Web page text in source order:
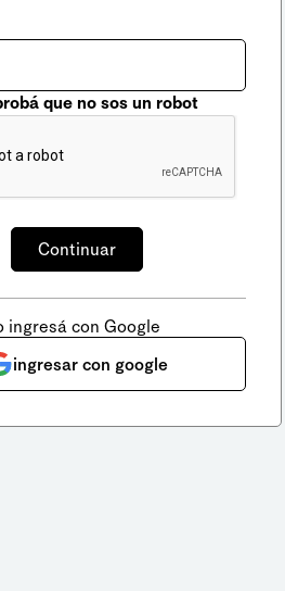
que no sos un robot
ingresá con Google
ingresar con google